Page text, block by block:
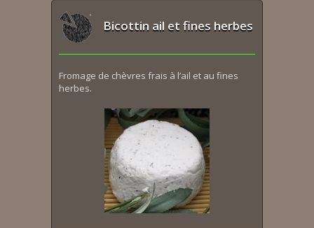
Bicottin ail et fines herbes
Fromage de chèvres frais à l’ail et au fines
herbes.